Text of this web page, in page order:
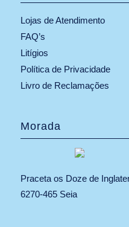
Lojas de Atendimento
FAQ’s
Litígios
Política de Privacidade
Livro de Reclamações
Morada
Praceta os Doze de
6270-465 Seia